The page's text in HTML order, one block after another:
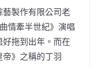
製作有限公司老
情牽半世紀》演唱
拖到出年。而在
》之稱的丁羽